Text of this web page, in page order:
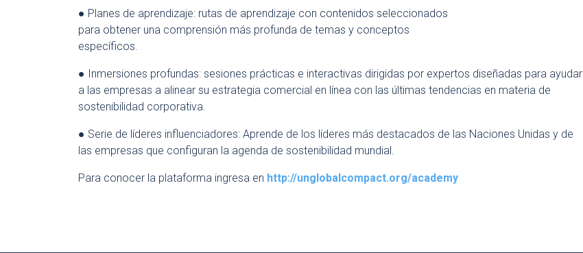
● Planes de aprendizaje: rutas de aprendizaje con contenidos seleccionados
para obtener una comprensión más profunda de temas y conceptos
específicos.
● Inmersiones profundas: sesiones prácticas e interactivas dirigidas por expertos diseñadas para ayudar
a las empresas a alinear su estrategia comercial en línea con las últimas tendencias en materia de
sostenibilidad corporativa.
● Serie de líderes influenciadores: Aprende de los líderes más destacados de las Naciones Unidas y de
las empresas que configuran la agenda de sostenibilidad mundial.
Para conocer la plataforma ingresa en http://unglobalcompact.org/academy